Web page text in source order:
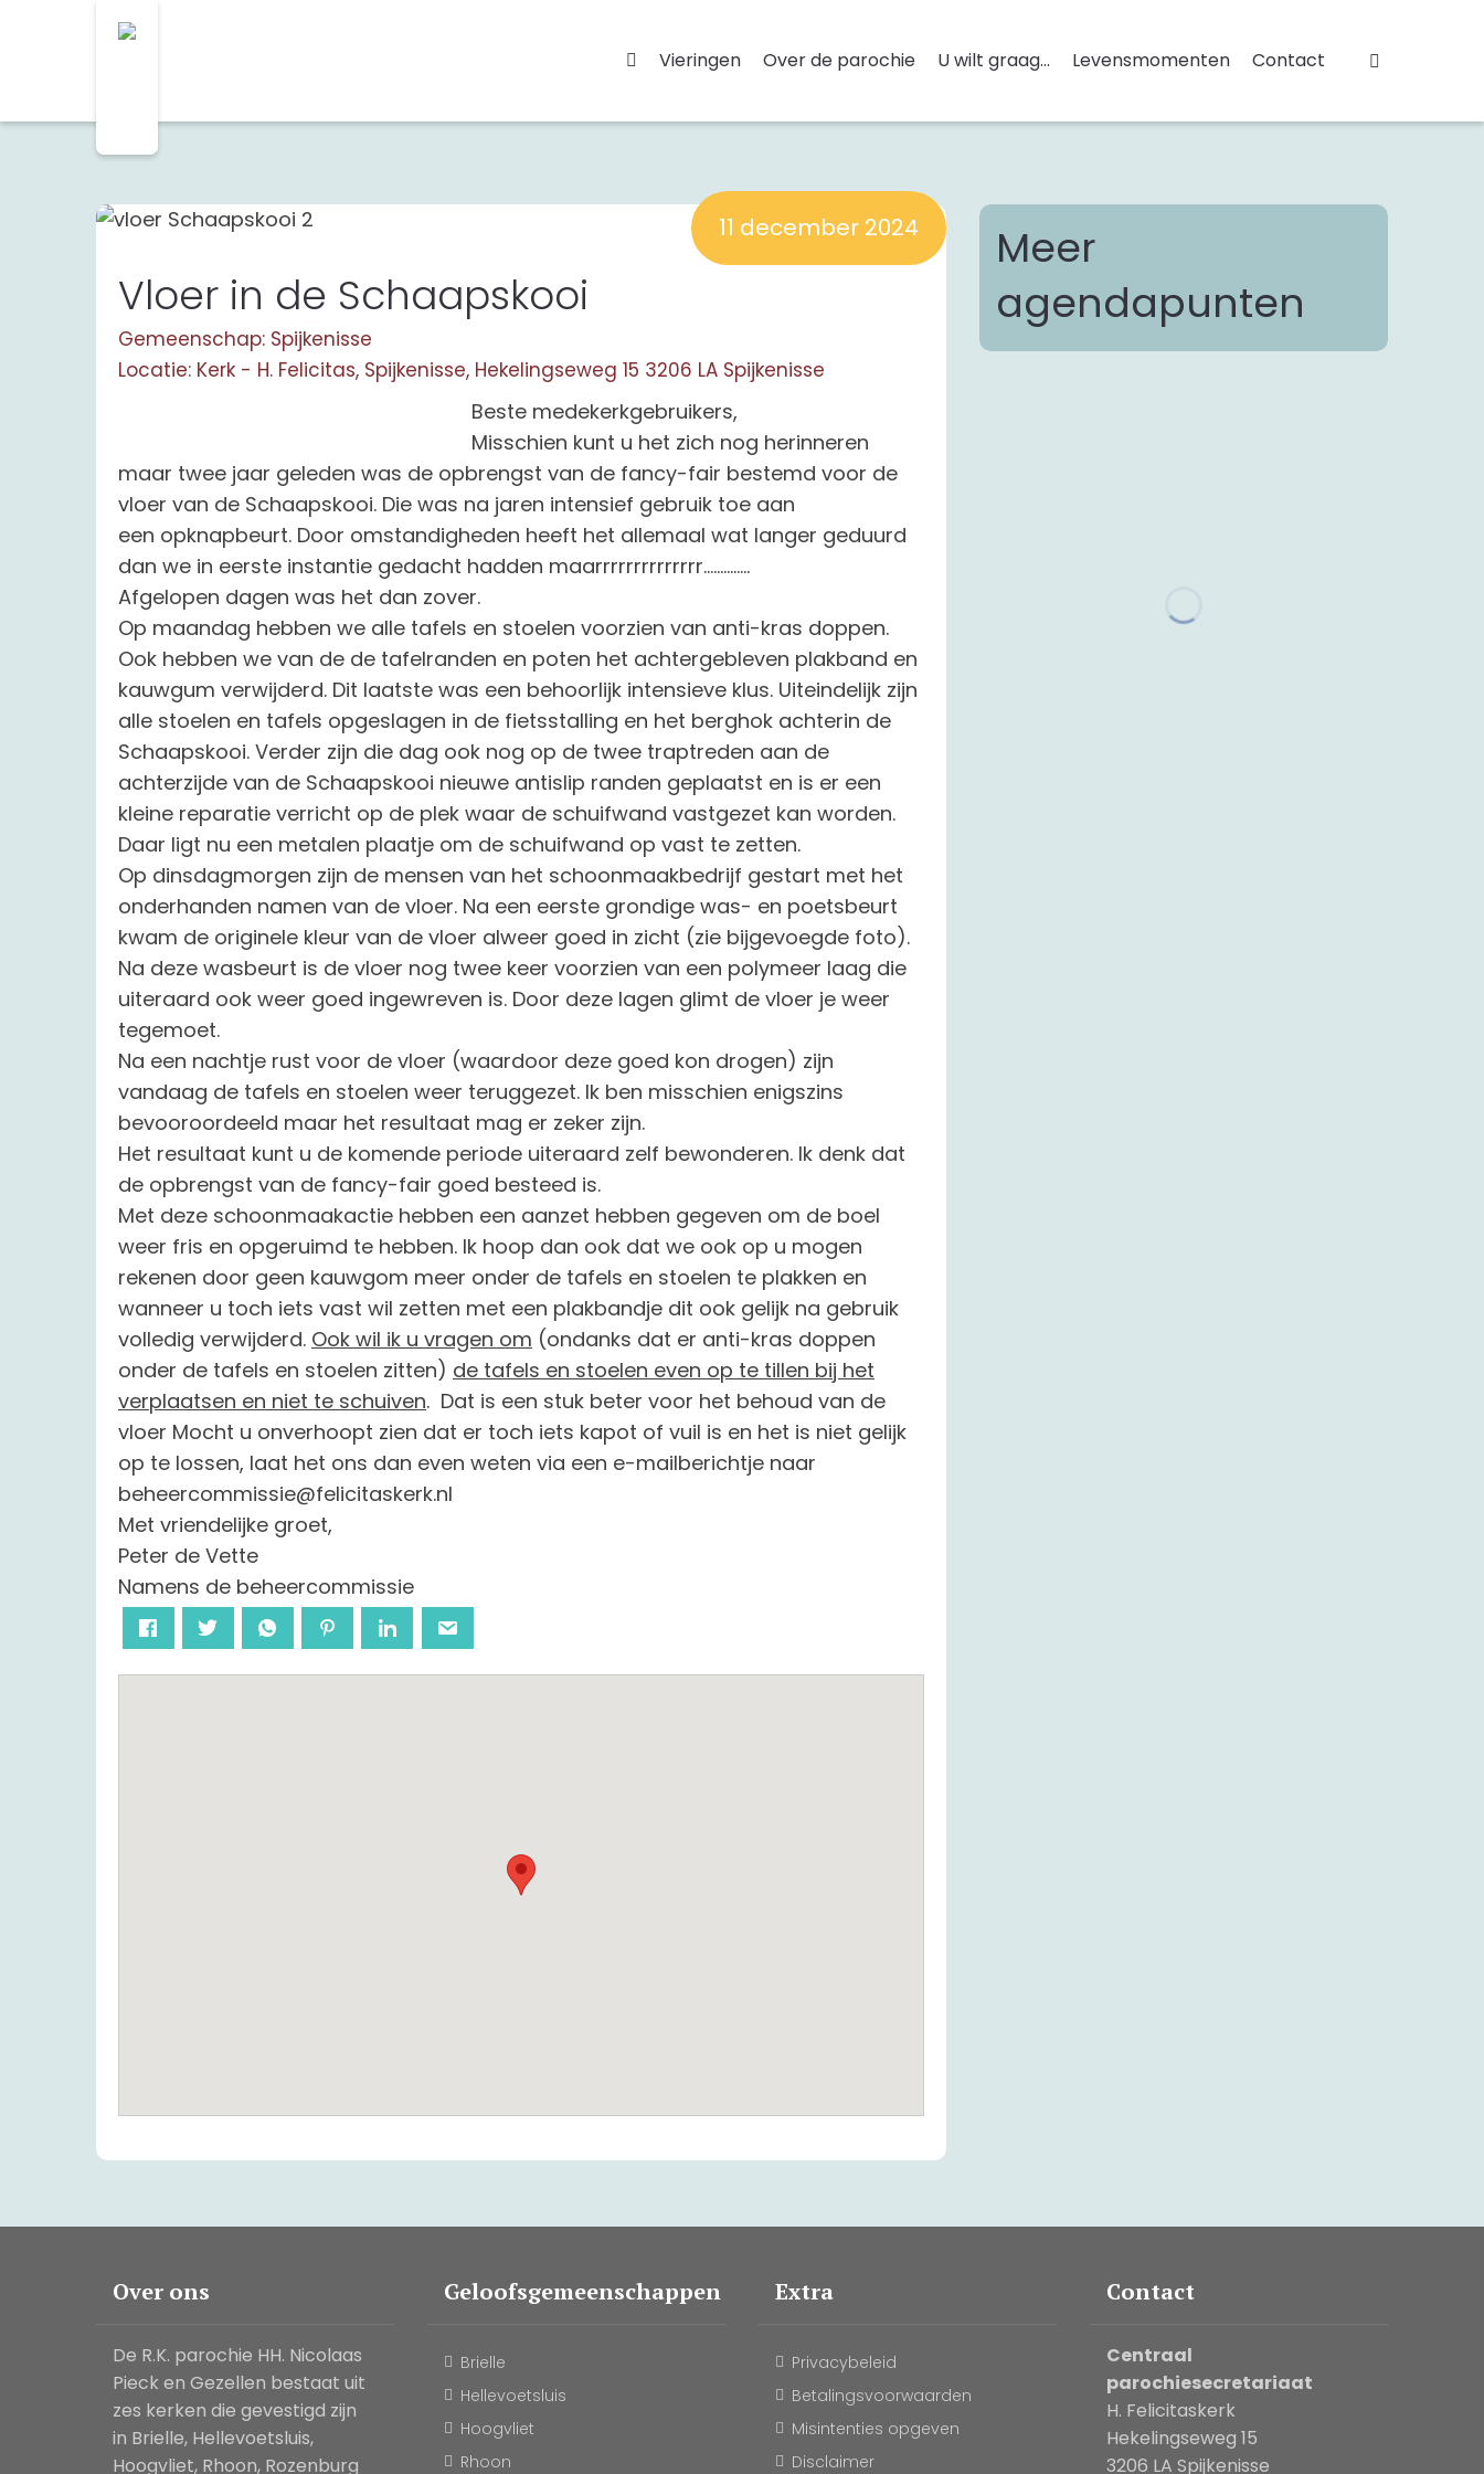
Vieringen Over de parochie U wilt graag... Levensmomenten Contact
11 december 2024
Vloer in de Schaapskooi
Gemeenschap: Spijkenisse
Locatie: Kerk - H. Felicitas, Spijkenisse, Hekelingseweg 15 3206 LA Spijkenisse
Beste medekerkgebruikers,
Misschien kunt u het zich nog herinneren
maar twee jaar geleden was de opbrengst van de fancy-fair bestemd voor de
vloer van de Schaapskooi. Die was na jaren intensief gebruik toe aan
een opknapbeurt. Door omstandigheden heeft het allemaal wat langer geduurd
dan we in eerste instantie gedacht hadden maarrrrrrrrrrrrrr..............
Afgelopen dagen was het dan zover.
Op maandag hebben we alle tafels en stoelen voorzien van anti-kras doppen.
Ook hebben we van de de tafelranden en poten het achtergebleven plakband en
kauwgum verwijderd. Dit laatste was een behoorlijk intensieve klus. Uiteindelijk zijn
alle stoelen en tafels opgeslagen in de fietsstalling en het berghok achterin de
Schaapskooi. Verder zijn die dag ook nog op de twee traptreden aan de
achterzijde van de Schaapskooi nieuwe antislip randen geplaatst en is er een
kleine reparatie verricht op de plek waar de schuifwand vastgezet kan worden.
Daar ligt nu een metalen plaatje om de schuifwand op vast te zetten.
Op dinsdagmorgen zijn de mensen van het schoonmaakbedrijf gestart met het
onderhanden namen van de vloer. Na een eerste grondige was- en poetsbeurt
kwam de originele kleur van de vloer alweer goed in zicht (zie bijgevoegde foto).
Na deze wasbeurt is de vloer nog twee keer voorzien van een polymeer laag die
uiteraard ook weer goed ingewreven is. Door deze lagen glimt de vloer je weer
tegemoet.
Na een nachtje rust voor de vloer (waardoor deze goed kon drogen) zijn
vandaag de tafels en stoelen weer teruggezet. Ik ben misschien enigszins
bevooroordeeld maar het resultaat mag er zeker zijn.
Het resultaat kunt u de komende periode uiteraard zelf bewonderen. Ik denk dat
de opbrengst van de fancy-fair goed besteed is.
Met deze schoonmaakactie hebben een aanzet hebben gegeven om de boel
weer fris en opgeruimd te hebben. Ik hoop dan ook dat we ook op u mogen
rekenen door geen kauwgom meer onder de tafels en stoelen te plakken en
wanneer u toch iets vast wil zetten met een plakbandje dit ook gelijk na gebruik
volledig verwijderd. Ook wil ik u vragen om (ondanks dat er anti-kras doppen
onder de tafels en stoelen zitten) de tafels en stoelen even op te tillen bij het
verplaatsen en niet te schuiven. Dat is een stuk beter voor het behoud van de
vloer Mocht u onverhoopt zien dat er toch iets kapot of vuil is en het is niet gelijk
op te lossen, laat het ons dan even weten via een e-mailberichtje naar
beheercommissie@felicitaskerk.nl
Met vriendelijke groet,
Peter de Vette
Namens de beheercommissie
Meer
agendapunten
Over ons
De R.K. parochie HH. Nicolaas
Pieck en Gezellen bestaat uit
zes kerken die gevestigd zijn
in Brielle, Hellevoetsluis,
Hoogvliet, Rhoon, Rozenburg
Geloofsgemeenschappen
Brielle
Hellevoetsluis
Hoogvliet
Rhoon
Extra
Privacybeleid
Betalingsvoorwaarden
Misintenties opgeven
Disclaimer
Contact
Centraal
parochiesecretariaat
H. Felicitaskerk
Hekelingseweg 15
3206 LA Spijkenisse